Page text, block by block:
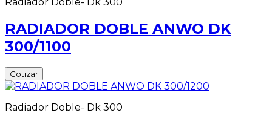
RADIADOR DOBLE ANWO DK
300/1100
Cotizar
Radiador Doble- Dk 300